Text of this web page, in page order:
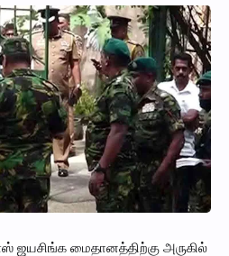
ஜயசிங்க மைதானத்திற்கு அருகில்